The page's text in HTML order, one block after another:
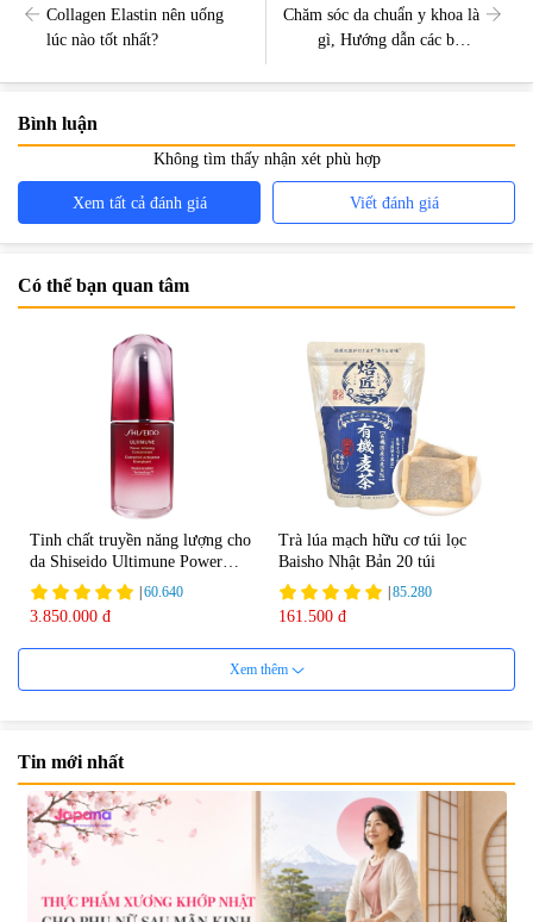
Collagen Elastin nên uống
lúc nào tốt nhất?
Chăm sóc da chuẩn y khoa là
gì, Hướng dẫn các bước
khoa tại nhà
Bình luận
Không tìm thấy nhận xét phù hợp
Xem tất cả đánh giá Viết đánh giá
Có thể bạn quan tâm
Tinh chất truyền năng lượng cho
da Shiseido Ultimune Power
75ml
60.640
3.850.000 đ
Trà lúa mạch hữu cơ túi lọc
Baisho Nhật Bản 20 túi
85.280
161.500 đ
Viên uống bổ não Ribeto Shoji
57.920
Viên nang uống cải thiện thị lực,
trí nhớ DHA + EPA + Flaxseed
Oil 30 viên/gói - Date 02/2027
|52.346
Xem thêm
Tin mới nhất